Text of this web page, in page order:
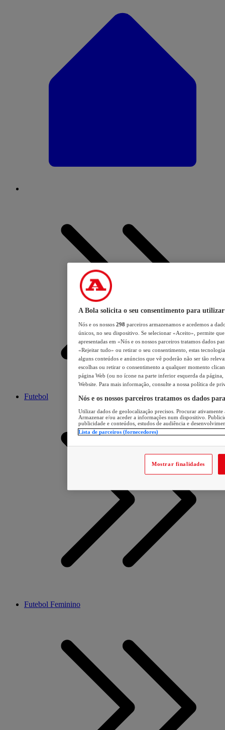
Futebol
Futebol Feminino
A Bola solicita o seu consentimento para utilizar
Nós e os nossos 298 parceiros armazenamos e acedemos a
únicos, no seu dispositivo. Se selecionar «Aceito», permite
apresentadas em «Nós e os nossos parceiros tratamos dados
«Rejeitar tudo» ou retirar o seu consentimento, estas
alguns conteúdos e anúncios que vê poderão não ser tão
escolhas ou retirar o consentimento a qualquer momento
página Web (ou no ícone na parte inferior esquerda da página,
Website. Para mais informação, consulte a nossa política de
Nós e os nossos parceiros tratamos os dados
Utilizar dados de geolocalização precisos. Procurar
Armazenar e/ou aceder a informações num dispositivo.
publicidade e conteúdos, estudos de audiência e
Lista de parceiros (fornecedores)
Mostrar finalidades